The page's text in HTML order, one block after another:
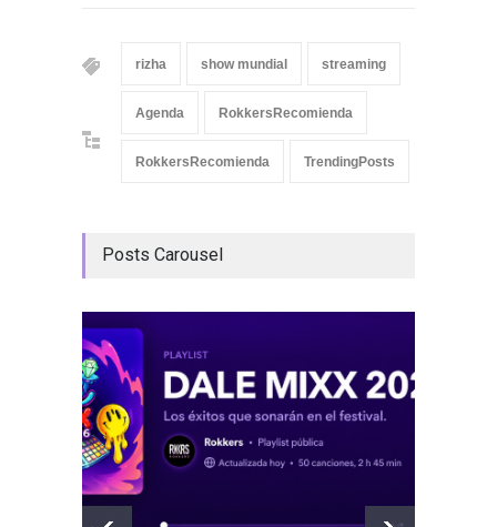
rizha show mundial streaming
Agenda RokkersRecomienda
RokkersRecomienda TrendingPosts
Posts Carousel